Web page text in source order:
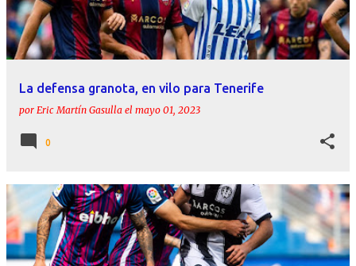
La defensa granota, en vilo para Tenerife
por Eric Martín Gasulla el mayo 01, 2023
0